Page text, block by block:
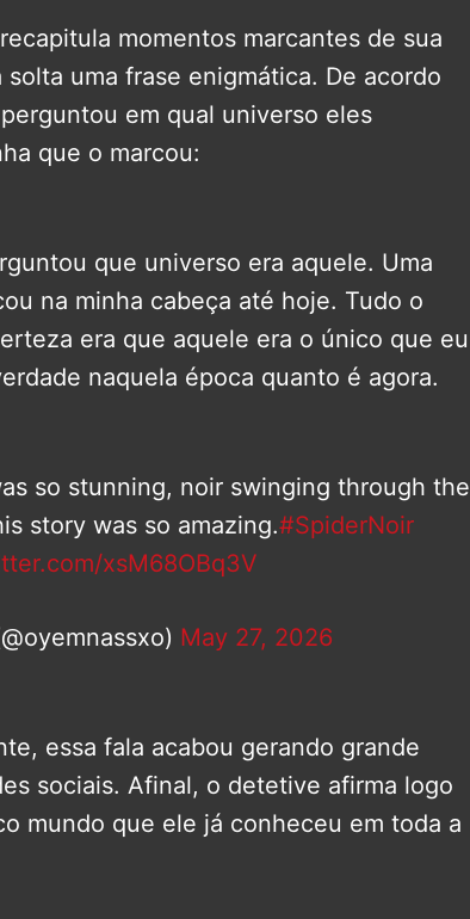
momentos marcantes de sua
uma frase enigmática. De acordo
em qual universo eles
que o marcou:
que universo era aquele. Uma
na minha cabeça até hoje. Tudo o
era que aquele era o único que eu
naquela época quanto é agora.
so stunning, noir swinging through the
story was so amazing.#SpiderNoir
xsM68OBq3V
May 27, 2026
essa fala acabou gerando grande
sociais. Afinal, o detetive afirma logo
mundo que ele já conheceu em toda a